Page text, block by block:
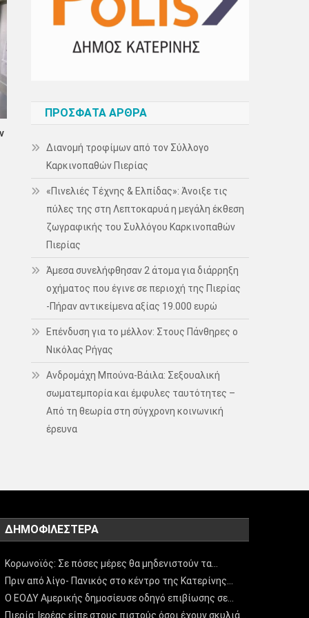
ΠΡΌΣΦΑΤΑ ΆΡΘΡΑ
Διανομή τροφίμων από τον Σύλλογο
Καρκινοπαθών Πιερίας
«Πινελιές Τέχνης & Ελπίδας»: Άνοιξε τις
πύλες της στη Λεπτοκαρυά η μεγάλη έκθεση
ζωγραφικής του Συλλόγου Καρκινοπαθών
Πιερίας
Άμεσα συνελήφθησαν 2 άτομα για διάρρηξη
οχήματος που έγινε σε περιοχή της Πιερίας
-Πήραν αντικείμενα αξίας 19.000 ευρώ
Επένδυση για το μέλλον: Στους Πάνθηρες ο
Νικόλας Ρήγας
Ανδρομάχη Μπούνα-Βάιλα: Σεξουαλική
σωματεμπορία και έμφυλες ταυτότητες –
Από τη θεωρία στη σύγχρονη κοινωνική
έρευνα
ΔΗΜΟΦΙΛΈΣΤΕΡΑ
Κορωνοϊός: Σε πόσες μέρες θα μηδενιστούν τα…
Πριν από λίγο- Πανικός στο κέντρο της Κατερίνης…
Ο ΕΟΔΥ Αμερικής δημοσίευσε οδηγό επιβίωσης σε…
Πιερία: Ιερέας είπε στους πιστούς όσοι έχουν σκυλιά…